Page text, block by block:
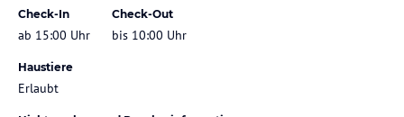
Check-In
ab 15:00 Uhr
Check-Out
bis 10:00 Uhr
Haustiere
Erlaubt